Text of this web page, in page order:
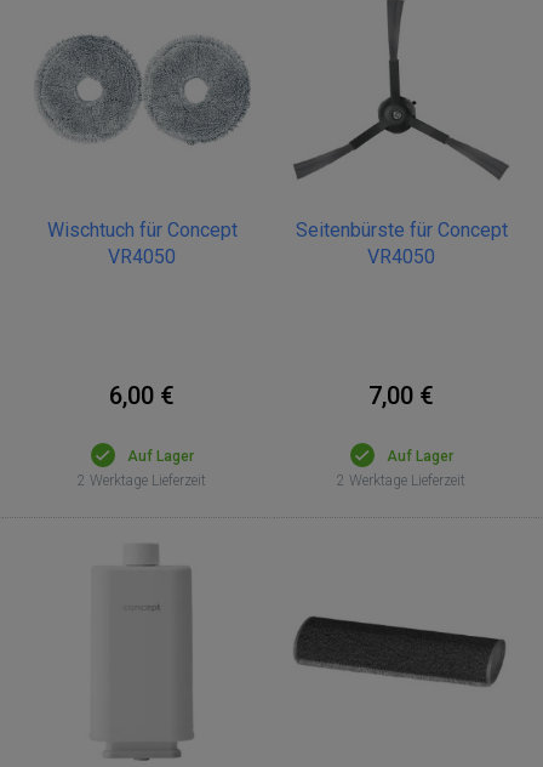
Wischtuch für Concept
VR4050
6,00 €
Auf Lager
2 Werktage Lieferzeit
Seitenbürste für Concept
VR4050
7,00 €
Auf Lager
2 Werktage Lieferzeit